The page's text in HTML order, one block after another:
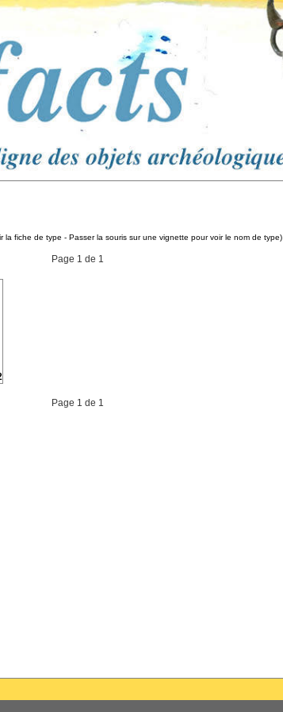
la fiche de type - Passer la souris sur une vignette pour voir le nom de type)
Page 1 de 1
Page 1 de 1